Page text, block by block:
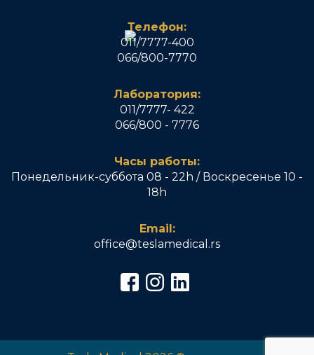
Телефон:
011/7777-400
066/800-7770
Лаборатория:
011/7777- 422
066/800 - 7776
Часы работы:
Понедельник-суббота 08 - 22h / Воскресенье 10 -
18h
Email:
office@teslamedical.rs